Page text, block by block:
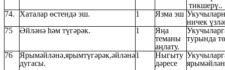
тикшерү..
74.
Хаталар өстендә эш. 1 Язма эш
ничек
75
Әйләнә һәм түгәрәк. 1
Яңа
теманы
аңлату.
турында
76
Ярымәйләнә,ярымтүгәрәк,әйләнә
дугасы.
1
Ныгыту
дәресе